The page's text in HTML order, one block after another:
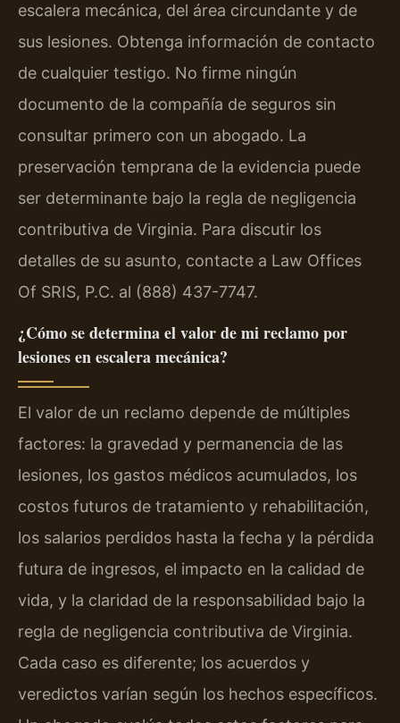
escalera mecánica, del área circundante y de
sus lesiones. Obtenga información de contacto
de cualquier testigo. No firme ningún
documento de la compañía de seguros sin
consultar primero con un abogado. La
preservación temprana de la evidencia puede
ser determinante bajo la regla de negligencia
contributiva de Virginia. Para discutir los
detalles de su asunto, contacte a Law Offices
Of SRIS, P.C. al (888) 437-7747.
¿Cómo se determina el valor de mi reclamo por
lesiones en escalera mecánica?
El valor de un reclamo depende de múltiples
factores: la gravedad y permanencia de las
lesiones, los gastos médicos acumulados, los
costos futuros de tratamiento y rehabilitación,
los salarios perdidos hasta la fecha y la pérdida
futura de ingresos, el impacto en la calidad de
vida, y la claridad de la responsabilidad bajo la
regla de negligencia contributiva de Virginia.
Cada caso es diferente; los acuerdos y
veredictos varían según los hechos específicos.